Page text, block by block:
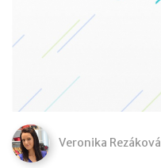
Veronika Rezáková